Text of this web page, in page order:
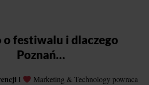
festiwalu i dlaczego
Poznań…
I
Marketing & Technology powraca